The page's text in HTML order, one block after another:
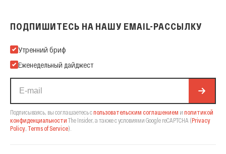
ПОДПИШИТЕСЬ НА НАШУ EMAIL-РАССЫЛКУ
Подпишитесь на нашу Email-рассылку
Утренний бриф
Еженедельный дайджест
Подписываясь, вы соглашаетесь спользовательским соглашением и политикой
конфиденциальности The Insider, а также с условиями Google reCAPTCHA (Privacy
Policy, Terms of Service).